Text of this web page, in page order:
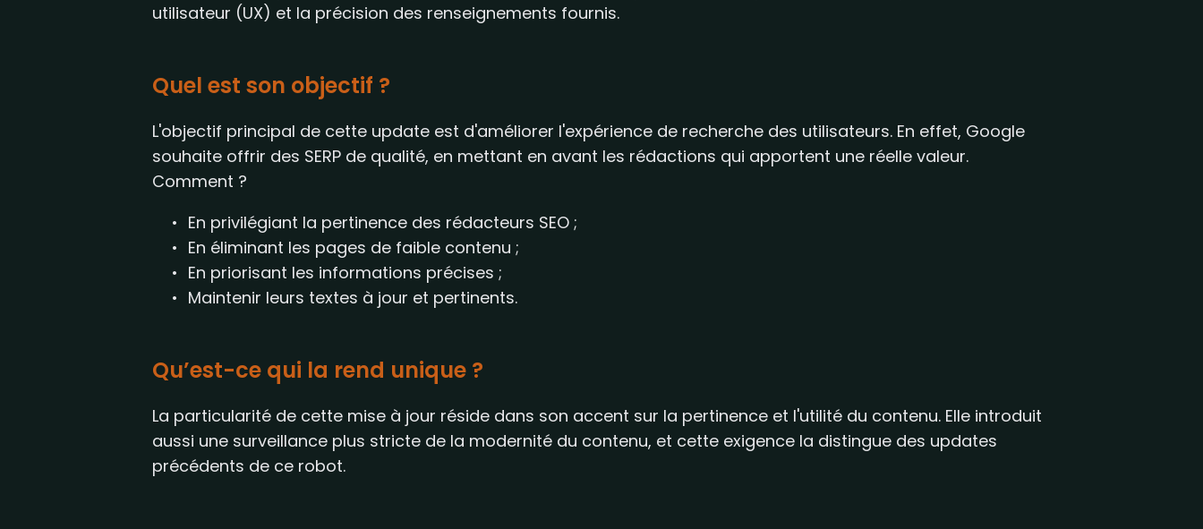
utilisateur (UX) et la précision des renseignements fournis.
Quel est son objectif ?
L'objectif principal de cette update est d'améliorer l'expérience de recherche des utilisateurs. En effet, Google
souhaite offrir des SERP de qualité, en mettant en avant les rédactions qui apportent une réelle valeur.
Comment ?
En privilégiant la pertinence des rédacteurs SEO ;
En éliminant les pages de faible contenu ;
En priorisant les informations précises ;
Maintenir leurs textes à jour et pertinents.
Qu’est-ce qui la rend unique ?
La particularité de cette mise à jour réside dans son accent sur la pertinence et l'utilité du contenu. Elle introduit
aussi une surveillance plus stricte de la modernité du contenu, et cette exigence la distingue des updates
précédents de ce robot.